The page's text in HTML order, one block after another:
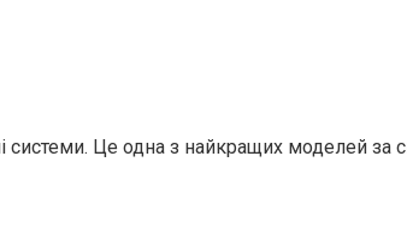
Це одна з найкращих моделей за